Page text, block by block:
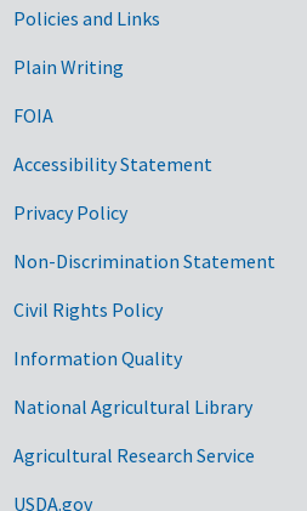
Government Links
Policies and Links
Plain Writing
FOIA
Accessibility Statement
Privacy Policy
Non-Discrimination Statement
Civil Rights Policy
Information Quality
National Agricultural Library
Agricultural Research Service
USDA.gov